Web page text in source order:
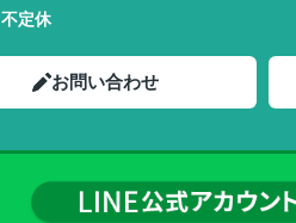
不定休
お問い合わせ